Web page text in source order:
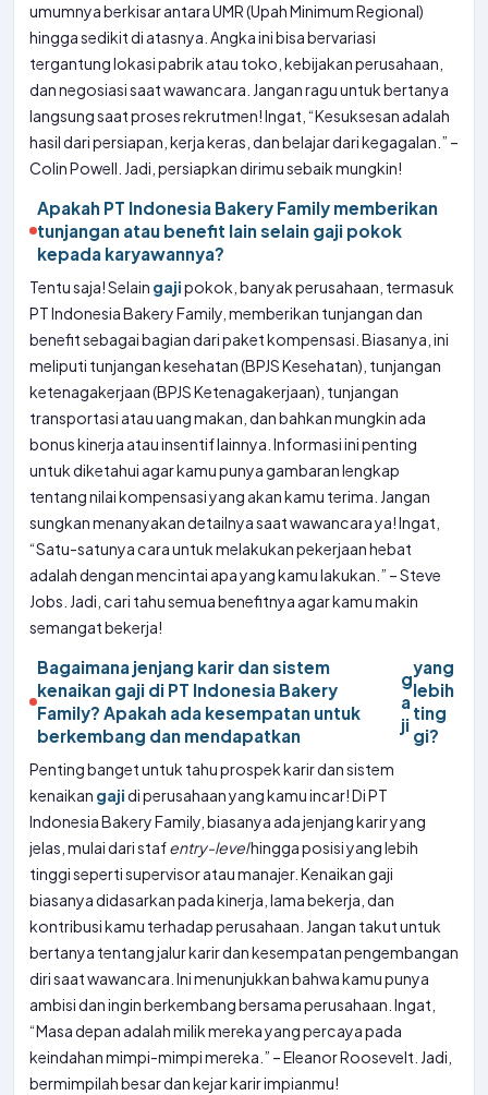
umumnya berkisar antara UMR (Upah Minimum Regional)
hingga sedikit di atasnya. Angka ini bisa bervariasi
tergantung lokasi pabrik atau toko, kebijakan perusahaan,
dan negosiasi saat wawancara. Jangan ragu untuk bertanya
langsung saat proses rekrutmen! Ingat, “Kesuksesan adalah
hasil dari persiapan, kerja keras, dan belajar dari kegagalan.” –
Colin Powell. Jadi, persiapkan dirimu sebaik mungkin!
Apakah PT Indonesia Bakery Family memberikan
tunjangan atau benefit lain selain gaji pokok
kepada karyawannya?
Tentu saja! Selain gajipokok, banyak perusahaan, termasuk
PT Indonesia Bakery Family, memberikan tunjangan dan
benefit sebagai bagian dari paket kompensasi. Biasanya, ini
meliputi tunjangan kesehatan (BPJS Kesehatan), tunjangan
ketenagakerjaan (BPJS Ketenagakerjaan), tunjangan
transportasi atau uang makan, dan bahkan mungkin ada
bonus kinerja atau insentif lainnya. Informasi ini penting
untuk diketahui agar kamu punya gambaran lengkap
tentang nilai kompensasi yang akan kamu terima. Jangan
sungkan menanyakan detailnya saat wawancara ya! Ingat,
“Satu-satunya cara untuk melakukan pekerjaan hebat
adalah dengan mencintai apa yang kamu lakukan.” – Steve
Jobs. Jadi, cari tahu semua benefitnya agar kamu makin
semangat bekerja!
Bagaimana jenjang karir dan sistem
kenaikan gaji di PT Indonesia Bakery
Family? Apakah ada kesempatan untuk
berkembang dan mendapatkan
g
a
ji
yang
lebih
ting
gi?
Penting banget untuk tahu prospek karir dan sistem
kenaikan gajidi perusahaan yang kamu incar! Di PT
Indonesia Bakery Family, biasanya ada jenjang karir yang
jelas, mulai dari stafentry-levelhingga posisi yang lebih
tinggi seperti supervisor atau manajer. Kenaikan gaji
biasanya didasarkan pada kinerja, lama bekerja, dan
kontribusi kamu terhadap perusahaan. Jangan takut untuk
bertanya tentang jalur karir dan kesempatan pengembangan
diri saat wawancara. Ini menunjukkan bahwa kamu punya
ambisi dan ingin berkembang bersama perusahaan. Ingat,
“Masa depan adalah milik mereka yang percaya pada
keindahan mimpi-mimpi mereka.” – Eleanor Roosevelt. Jadi,
bermimpilah besar dan kejar karir impianmu!